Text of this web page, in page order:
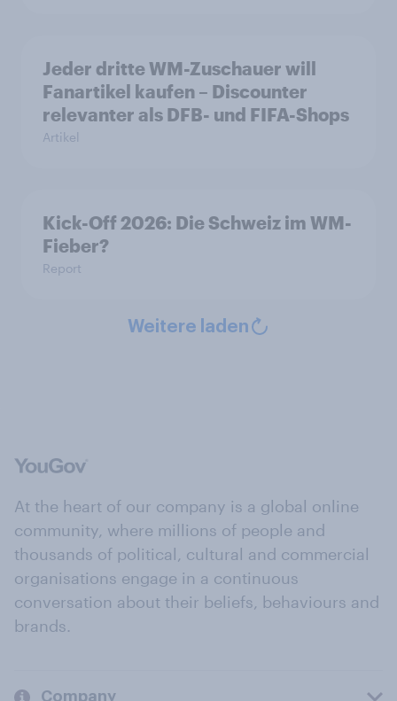
Jeder dritte WM-Zuschauer will
Fanartikel kaufen – Discounter
relevanter als DFB- und FIFA-Shops
Artikel
Kick-Off 2026: Die Schweiz im WM-
Fieber?​
Report
Weitere laden
At the heart of our company is a global online
community, where millions of people and
thousands of political, cultural and commercial
organisations engage in a continuous
conversation about their beliefs, behaviours and
brands.
Company